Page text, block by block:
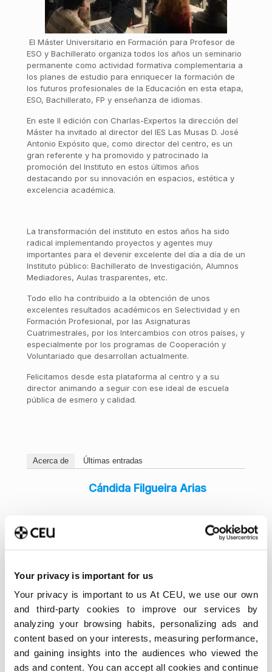
Your privacy is important for us
Your privacy is important to us At CEU, we use our own
and third-party cookies to improve our services by
analyzing your browsing habits, personalizing ads and
content based on your interests, measuring performance,
and gaining insights into the audiences who viewed the
ads and content. You can accept all cookies and continue
El Máster Universitario en Formación para Profesor de
ESO y Bachillerato organiza todos los años un seminario
permanente como actividad formativa complementaria a
los planes de estudio para enriquecer la formación de
los futuros profesionales de la Educación en esta etapa,
ESO, Bachillerato, FP y enseñanza de idiomas.
En este II edición con Charlas-Expertos la dirección del
Máster ha invitado al director del IES Las Musas D. José
Antonio Expósito que, como director del centro, es un
gran referente y ha promovido y patrocinado la
promoción del Instituto en estos últimos años
destacando por su innovación en espacios, estética y
excelencia académica.
La transformación del instituto en estos años ha sido
radical implementando proyectos y agentes muy
importantes para el devenir excelente del día a día de un
Instituto público: Bachillerato de Investigación, Alumnos
Mediadores, Aulas trasparentes, etc.
Todo ello ha contribuido a la obtención de unos
excelentes resultados académicos en Selectividad y en
Formación Profesional, por las Asignaturas
Cuatrimestrales, por los Intercambios con otros países, y
especialmente por los programas de Cooperación y
Voluntariado que desarrollan actualmente.
Felicitamos desde esta plataforma al centro y a su
director animando a seguir con ese ideal de escuela
pública de esmero y calidad.
Acerca de Últimas entradas
Cándida Filgueira Arias